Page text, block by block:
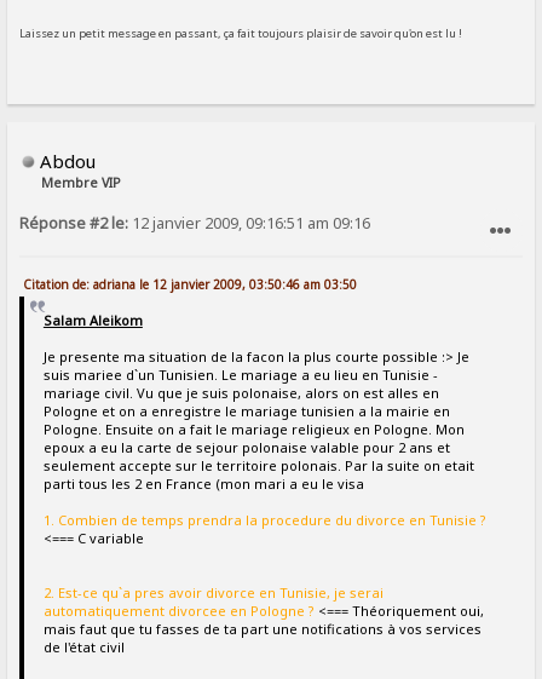
Laissez un petit message en passant, ça fait toujours plaisir de savoir qu'on est lu !
Abdou
Membre VIP
Réponse #2 le: 12 janvier 2009, 09:16:51 am 09:16
Citation de: adriana le 12 janvier 2009, 03:50:46 am 03:50
Salam Aleikom
Je presente ma situation de la facon la plus courte possible :> Je
suis mariee d`un Tunisien. Le mariage a eu lieu en Tunisie -
mariage civil. Vu que je suis polonaise, alors on est alles en
Pologne et on a enregistre le mariage tunisien a la mairie en
Pologne. Ensuite on a fait le mariage religieux en Pologne. Mon
epoux a eu la carte de sejour polonaise valable pour 2 ans et
seulement accepte sur le territoire polonais. Par la suite on etait
parti tous les 2 en France (mon mari a eu le visa
1. Combien de temps prendra la procedure du divorce en Tunisie ?
<=== C variable
2. Est-ce qu`a pres avoir divorce en Tunisie, je serai
automatiquement divorcee en Pologne ? <=== Théoriquement oui,
mais faut que tu fasses de ta part une notifications à vos services
de l'état civil